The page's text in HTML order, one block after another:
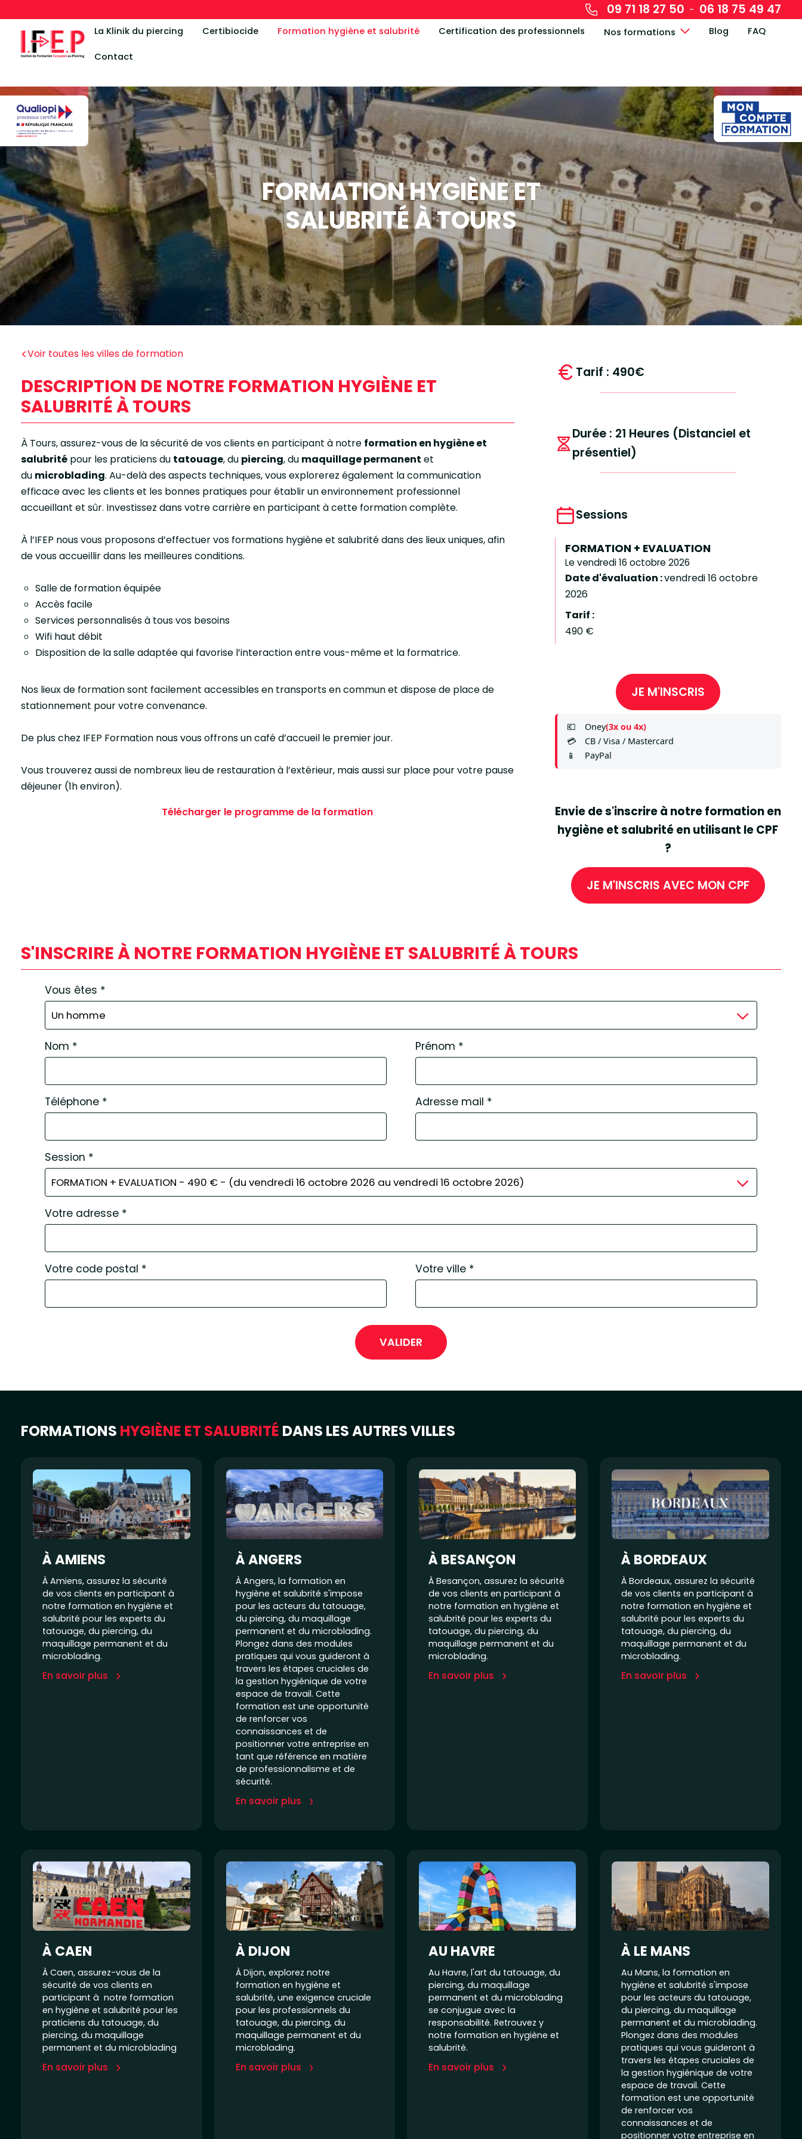
09 71 18 27 50 - 06 18 75 49 47
La Klinik du piercing Certibiocide Formation hygiène et salubrité Certification des professionnels Nos formations Blog FAQ
Contact
FORMATION HYGIÈNE ET
SALUBRITÉ À TOURS
<Voir toutes les villes de formation
DESCRIPTION DE NOTRE FORMATION HYGIÈNE ET
SALUBRITÉ À TOURS
À Tours, assurez-vous de la sécurité de vos clients en participant à notre formation en hygiène et
salubrité pour les praticiens du tatouage, du piercing, du maquillage permanent et
du microblading. Au-delà des aspects techniques, vous explorerez également la communication
efficace avec les clients et les bonnes pratiques pour établir un environnement professionnel
accueillant et sûr. Investissez dans votre carrière en participant à cette formation complète.
À l’IFEP nous vous proposons d’effectuer vos formations hygiène et salubrité dans des lieux uniques, afin
de vous accueillir dans les meilleures conditions.
Salle de formation équipée
Accès facile
Services personnalisés à tous vos besoins
Wifi haut débit
Disposition de la salle adaptée qui favorise l’interaction entre vous-même et la formatrice.
Nos lieux de formation sont facilement accessibles en transports en commun et dispose de place de
stationnement pour votre convenance.
De plus chez IFEP Formation nous vous offrons un café d’accueil le premier jour.
Vous trouverez aussi de nombreux lieu de restauration à l’extérieur, mais aussi sur place pour votre pause
déjeuner (1h environ).
Télécharger le programme de la formation
Tarif : 490€
Durée : 21 Heures (Distanciel et
présentiel)
Sessions
FORMATION + EVALUATION
Le vendredi 16 octobre 2026
Date d'évaluation :vendredi 16 octobre
2026
Tarif :
490 €
JE M'INSCRIS
💶 Oney(3x ou 4x)
💳
CB / Visa / Mastercard
📱
PayPal
Envie de s'inscrire à notre formation en
hygiène et salubrité en utilisant le CPF
?
JE M'INSCRIS AVEC MON CPF
S'INSCRIRE À NOTRE FORMATION HYGIÈNE ET SALUBRITÉ À TOURS
Vous êtes *
Nom * Prénom *
Téléphone * Adresse mail *
Session *
Votre adresse *
Votre code postal * Votre ville*
FORMATIONS HYGIÈNE ET SALUBRITÉ DANS LES AUTRES VILLES
À AMIENS
À Amiens, assurez la sécurité
de vos clients en participant à
notre formation en hygiène et
salubrité pour les experts du
tatouage, du piercing, du
maquillage permanent et du
microblading.
En savoir plus
À ANGERS
À Angers, la formation en
hygiène et salubrité s'impose
pour les acteurs du tatouage,
du piercing, du maquillage
permanent et du microblading.
Plongez dans des modules
pratiques qui vous guideront à
travers les étapes cruciales de
la gestion hygiénique de votre
espace de travail. Cette
formation est une opportunité
de renforcer vos
connaissances et de
positionner votre entreprise en
tant que référence en matière
de professionnalisme et de
sécurité.
En savoir plus
À BESANÇON
À Besançon, assurez la sécurité
de vos clients en participant à
notre formation en hygiène et
salubrité pour les experts du
tatouage, du piercing, du
maquillage permanent et du
microblading.
En savoir plus
À BORDEAUX
À Bordeaux, assurez la sécurité
de vos clients en participant à
notre formation en hygiène et
salubrité pour les experts du
tatouage, du piercing, du
maquillage permanent et du
microblading.
En savoir plus
À CAEN
À Caen, assurez-vous de la
sécurité de vos clients en
participant à notre formation
en hygiène et salubrité pour les
praticiens du tatouage, du
piercing, du maquillage
permanent et du microblading
En savoir plus
À DIJON
À Dijon, explorez notre
formation en hygiène et
salubrité, une exigence cruciale
pour les professionnels du
tatouage, du piercing, du
maquillage permanent et du
microblading.
En savoir plus
AU HAVRE
Au Havre, l'art du tatouage, du
piercing, du maquillage
permanent et du microblading
se conjugue avec la
responsabilité. Retrouvez y
notre formation en hygiène et
salubrité.
En savoir plus
À LE MANS
Au Mans, la formation en
hygiène et salubrité s'impose
pour les acteurs du tatouage,
du piercing, du maquillage
permanent et du microblading.
Plongez dans des modules
pratiques qui vous guideront à
travers les étapes cruciales de
la gestion hygiénique de votre
espace de travail. Cette
formation est une opportunité
de renforcer vos
connaissances et de
positionner votre entreprise en